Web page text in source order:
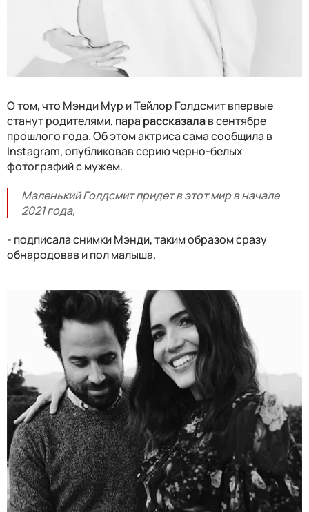
О том, что Мэнди Мур и Тейлор Голдсмит впервые
станут родителями, пара рассказалав сентябре
прошлого года. Об этом актриса сама сообщила в
Instagram, опубликовав серию черно-белых
фотографий с мужем.
Маленький Голдсмит придет в этот мир в начале
2021 года,
- подписала снимки Мэнди, таким образом сразу
обнародовав и пол малыша.